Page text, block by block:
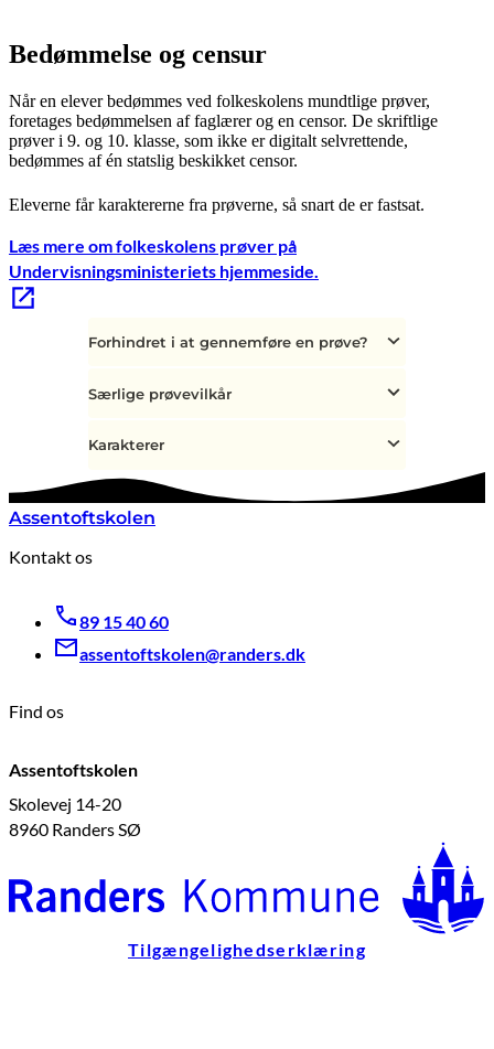
Bedømmelse og censur
Når en elever bedømmes ved folkeskolens mundtlige prøver,
foretages bedømmelsen af faglærer og en censor. De skriftlige
prøver i 9. og 10. klasse, som ikke er digitalt selvrettende,
bedømmes af én statslig beskikket censor.
Eleverne får karaktererne fra prøverne, så snart de er fastsat.
Læs mere om folkeskolens prøver på
Undervisningsministeriets hjemmeside.
Forhindret i at gennemføre en prøve?
Særlige prøvevilkår
Karakterer
Assentoftskolen
Kontakt os
89 15 40 60
assentoftskolen@randers.dk
Find os
Assentoftskolen
Skolevej 14-20
8960 Randers SØ
Tilgængelighedserklæring